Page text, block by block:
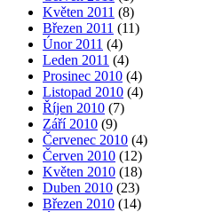
Květen 2011 (8)
Březen 2011 (11)
Únor 2011 (4)
Leden 2011 (4)
Prosinec 2010 (4)
Listopad 2010 (4)
Říjen 2010 (7)
Září 2010 (9)
Červenec 2010 (4)
Červen 2010 (12)
Květen 2010 (18)
Duben 2010 (23)
Březen 2010 (14)